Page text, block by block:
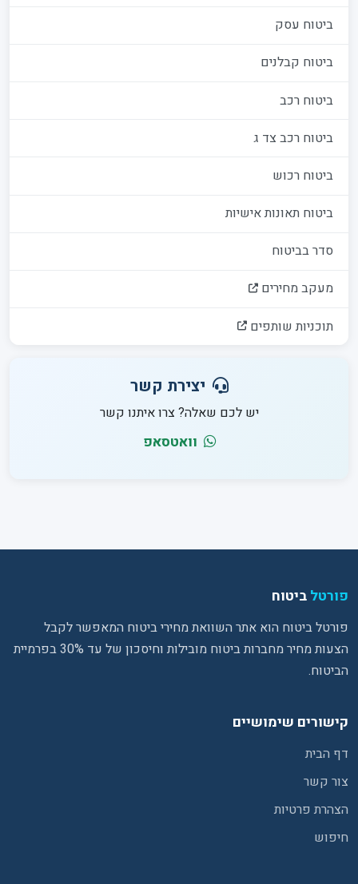
ביטוח עסק
ביטוח קבלנים
ביטוח רכב
ביטוח רכב צד ג
ביטוח רכוש
ביטוח תאונות אישיות
סדר בביטוח
מעקב מחירים
תוכניות שותפים
יצירת קשר
יש לכם שאלה? צרו איתנו קשר
וואטסאפ
פורטל ביטוח
פורטל ביטוח הוא אתר השוואת מחירי ביטוח המאפשר לקבל
הצעות מחיר מחברות ביטוח מובילות וחיסכון של עד 30% בפרמיית
הביטוח.
קישורים שימושיים
דף הבית
צור קשר
הצהרת פרטיות
חיפוש